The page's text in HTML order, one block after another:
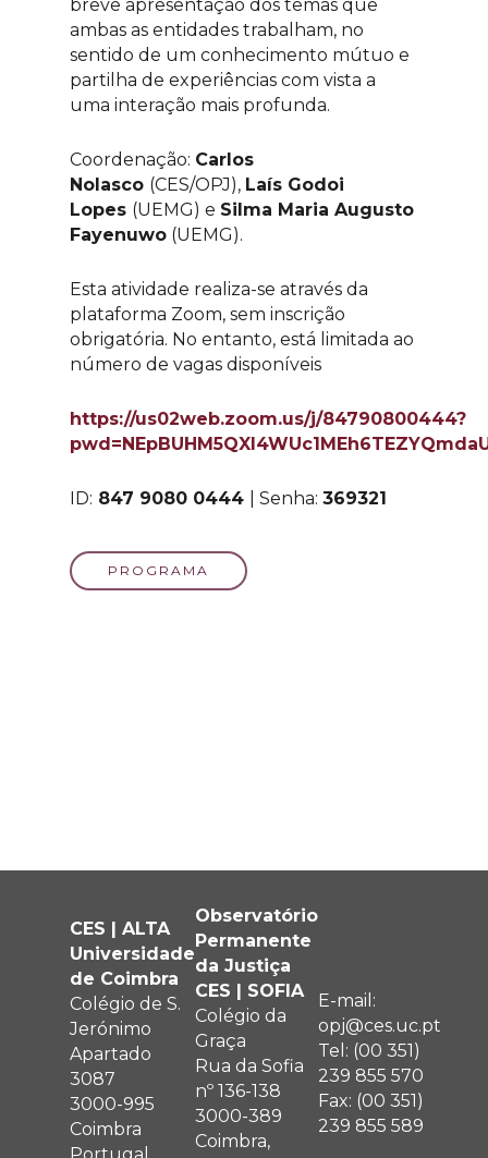
breve apresentação dos temas que
ambas as entidades trabalham, no
sentido de um conhecimento mútuo e
partilha de experiências com vista a
uma interação mais profunda.
Coordenação: Carlos
Nolasco (CES/OPJ), Laís Godoi
Lopes (UEMG) e Silma Maria Augusto
Fayenuwo (UEMG).
Esta atividade realiza-se através da
plataforma Zoom, sem inscrição
obrigatória. No entanto, está limitada ao
número de vagas disponíveis
https://us02web.zoom.us/j/84790800444?
ID: 847 9080 0444 | Senha: 369321
PROGRAMA
CES | ALTA
Universidade
de Coimbra
Colégio de S.
Jerónimo
Apartado
3087
3000-995
Coimbra
Observatório
Permanente
da Justiça
CES | SOFIA
Colégio da
Graça
Rua da Sofia
nº 136-138
3000-389
Coimbra,
E-mail:
opj@ces.uc.pt
Tel: (00 351)
239 855 570
Fax: (00 351)
239 855 589